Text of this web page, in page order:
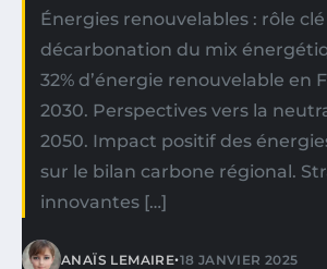
Énergies renouvelables : rôle
décarbonation du mix
32% d’énergie renouvelable en
2030. Perspectives vers la
2050. Impact positif des
sur le bilan carbone régional.
innovantes […]
ANAÏS LEMAIRE•18 JANVIER 2025